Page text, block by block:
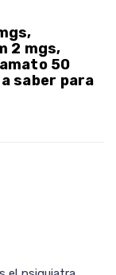
2 mgs,
50
saber para